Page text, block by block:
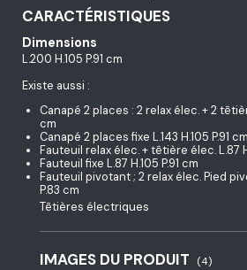
CARACTÉRISTIQUES
Dimensions
L.200 H.105 P.91 cm
Existe aussi :
Canapé 2 places : 2 relax élec. + 2
cm
Canapé 2 places fixe L.143 H.105 P.91 cm
Fauteuil relax élec. + têtière élec. L.87
Fauteuil fixe L.87 H.105 P.91 cm
Fauteuil pivotant ; 2 relax élec. Pied
P.83 cm
Têtières électriques
IMAGES DU PRODUIT (4)